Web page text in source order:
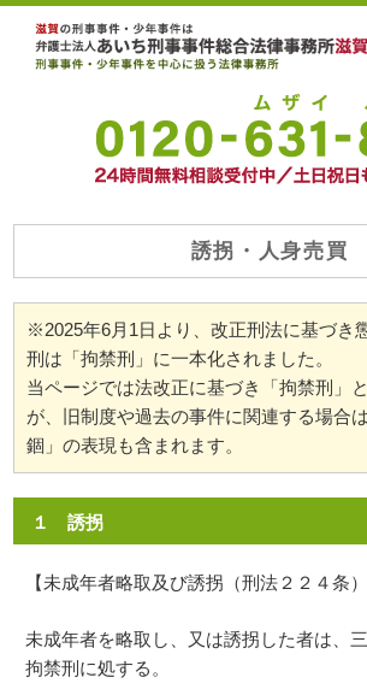
誘拐・人身売買
※2025年6月1日より、改正刑法に基づき
刑は「拘禁刑」に一本化されました。
当ページでは法改正に基づき「拘禁刑」
が、旧制度や過去の事件に関連する場合
錮」の表現も含まれます。
１ 誘拐
【未成年者略取及び誘拐（刑法２２４条）
未成年者を略取し、又は誘拐した者は、
拘禁刑に処する。